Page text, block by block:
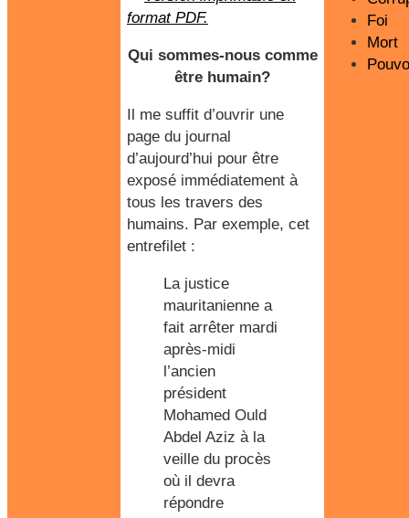
format PDF.
Qui sommes-nous comme
être humain?
Il me suffit d’ouvrir une
page du journal
d’aujourd’hui pour être
exposé immédiatement à
tous les travers des
humains. Par exemple, cet
entrefilet :
La justice
mauritanienne a
fait arrêter mardi
après-midi
l’ancien
président
Mohamed Ould
Abdel Aziz à la
veille du procès
où il devra
répondre
Foi
Mort